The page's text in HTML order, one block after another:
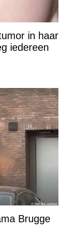
in haar
iedereen
Brugge